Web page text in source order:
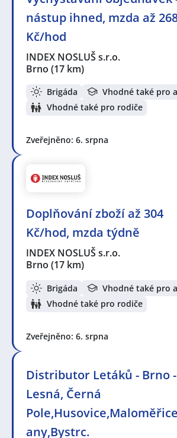
nástup ihned, mzda až
Kč/hod
INDEX NOSLUŠ s.r.o.
Brno (17 km)
Brigáda
Vhodné také pro
Vhodné také pro rodiče
Zveřejněno: 6. srpna
Doplňování zboží až 304
Kč/hod, mzda týdně
INDEX NOSLUŠ s.r.o.
Brno (17 km)
Brigáda
Vhodné také pro
Vhodné také pro rodiče
Zveřejněno: 6. srpna
Distributor Letáků - Brno -
Lesná, Černá
any,Bystrc.